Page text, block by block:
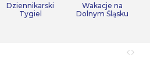
Dziennikarski
Tygiel
Wakacje na
Dolnym Śląsku